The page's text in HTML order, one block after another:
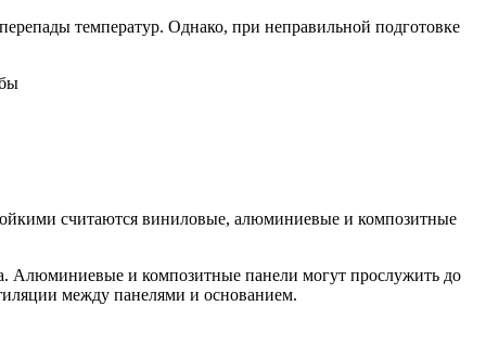
температур. Однако, при неправильной подготовке
считаются виниловые, алюминиевые и композитные
Алюминиевые и композитные панели могут прослужить до
между панелями и основанием.